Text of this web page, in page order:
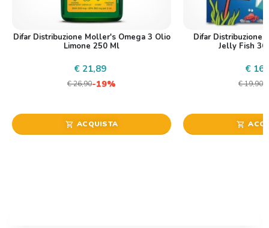
Difar Distribuzione Moller's Omega 3 Olio
Limone 250 Ml
€ 21,89
€ 26,90-19%
shopping_cart ACQUISTA
Difar Distribuzione
Jelly Fish 36
€
€ 19,90
shopping_cart